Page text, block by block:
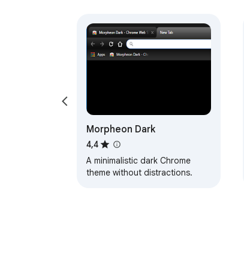
Morpheon Dark
4,4
A minimalistic dark Chrome
theme without distractions.